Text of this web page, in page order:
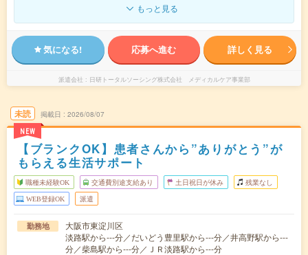
もっと見る
気になる! 応募へ進む 詳しく見る
派遣会社 日研トータルソーシング株式会社 メディカルケア事業部
未読
NEW
掲載日 2026/08/07
【ブランクOK】患者さんから”ありがとう”が
もらえる生活サポート
職種未経験OK 交通費別途支給あり 土日祝日が休み 残業なし
WEB登録OK 派遣
勤務地
大阪市東淀川区
淡路駅から---分／だいどう豊里駅から---分／井高野駅から---
分／柴島駅から---分／ＪＲ淡路駅から---分